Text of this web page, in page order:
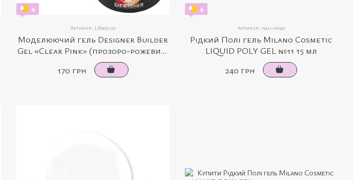
4
Артикул: LB993-02
Моделюючий гель Designer Builder
Gel «Clear Pink» (прозоро-рожевий,
15 мл)
170 грн
4
Артикул: neu-0049
Рідкий Полі гель Milano Cosmetic
LIQUID POLY GEL №11 15 мл
240 грн